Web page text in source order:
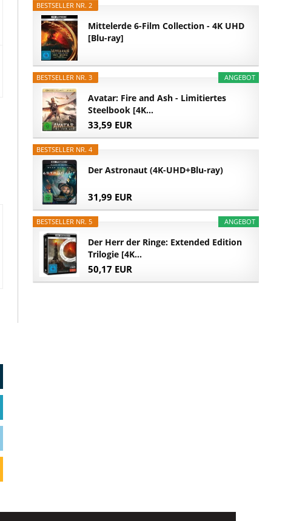
BESTSELLER NR. 2
Mittelerde 6-Film Collection - 4K UHD
[Blu-ray]
ANGEBOT
BESTSELLER NR. 3
Avatar: Fire and Ash - Limitiertes
Steelbook [4K...
33,59 EUR
BESTSELLER NR. 4
Der Astronaut (4K-UHD+Blu-ray)
31,99 EUR
ANGEBOT
BESTSELLER NR. 5
Der Herr der Ringe: Extended Edition
Trilogie [4K...
50,17 EUR